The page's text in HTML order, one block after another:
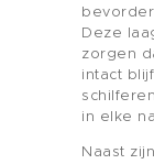
Deze
zorgen
intact
in elke
Naast